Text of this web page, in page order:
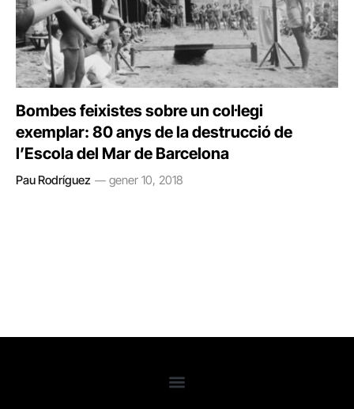
Bombes feixistes sobre un col·legi
exemplar: 80 anys de la destrucció de
l’Escola del Mar de Barcelona
Pau Rodríguez gener 10, 2018